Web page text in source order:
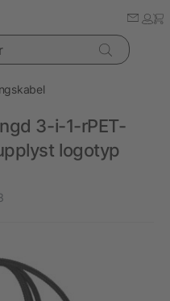
3-i-1-rPET-
logotyp